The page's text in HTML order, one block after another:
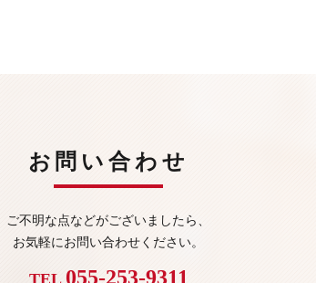
お問い合わせ
ご不明な点などがございましたら、
お気軽にお問い合わせください。
TEL 055-253-9311